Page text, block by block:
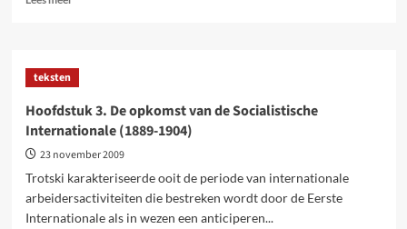
4.
van
het
opportunisme
de
Socialistische
Internationale
teksten
Hoofdstuk 3. De opkomst van de Socialistische
Internationale (1889-1904)
23 november 2009
Trotski karakteriseerde ooit de periode van internationale
arbeidersactiviteiten die bestreken wordt door de Eerste
Internationale als in wezen een anticiperen...